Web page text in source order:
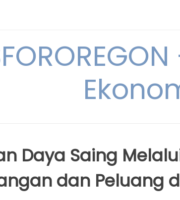
Daya Saing
dan Peluang